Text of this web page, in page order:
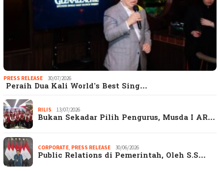
PRESS RELEASE 30/07/2026
Peraih Dua Kali World’s Best Sing…
RILIS 13/07/2026
Bukan Sekadar Pilih Pengurus, Musda I AR…
CORPORATE PRESS RELEASE 30/06/2026
Public Relations di Pemerintah, Oleh S.S…